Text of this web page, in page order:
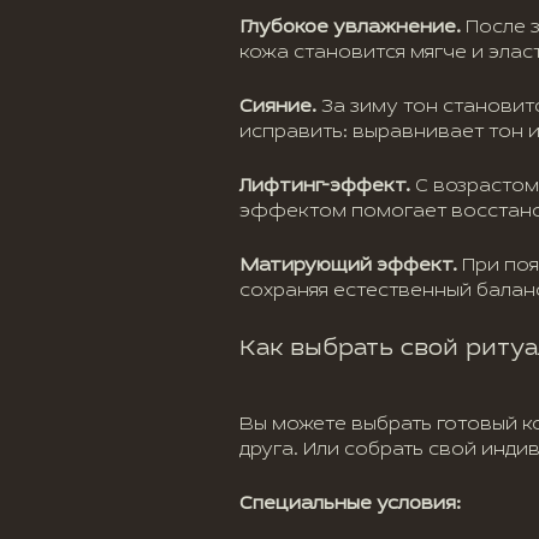
Глубокое увлажнение. После
кожа становится мягче и
Сияние. За зиму тон
исправить: выравнивает тон
Лифтинг-эффект. С
эффектом помогает
Матирующий эффект. При
сохраняя естественный
Как выбрать свой
Вы можете выбрать готовый
друга. Или собрать свой
Специальные условия: